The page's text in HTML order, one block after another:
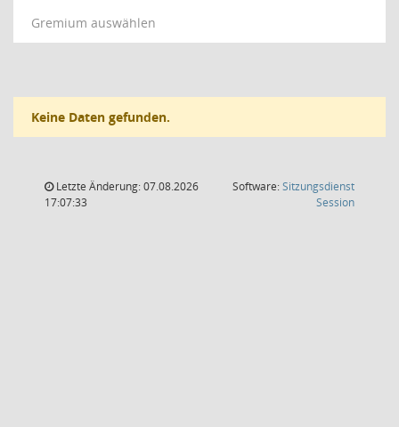
Gremium auswählen
Keine Daten gefunden.
Letzte Änderung: 07.08.2026
17:07:33
Software:Sitzungsdienst
Session(Wird in